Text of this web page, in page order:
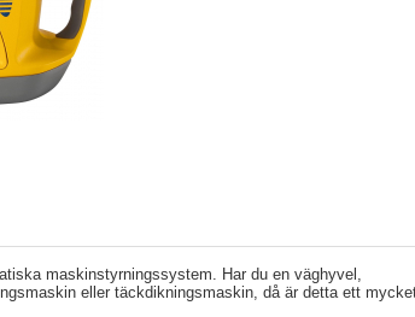
maskinstyrningssystem. Har du en väghyvel,
eller täckdikningsmaskin, då är detta ett